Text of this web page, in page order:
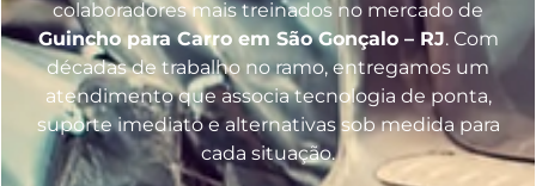
colaboradores mais treinados no mercado de
Guincho para Carro em São Gonçalo – RJ. Com
décadas de trabalho no ramo, entregamos um
atendimento que associa tecnologia de ponta,
suporte imediato e alternativas sob medida para
cada situação.